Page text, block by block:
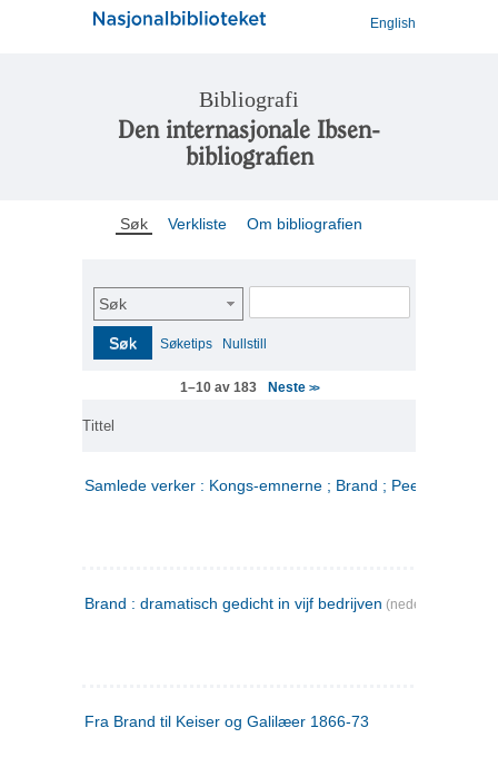
English
Bibliografi
Den internasjonale Ibsen-
bibliografien
Søk Verkliste Om bibliografien
Søk
Søk Søketips Nullstill
1–10 av 183 Neste >>
Tittel
Samlede verker : Kongs-emnerne ; Brand ; Peer Gynt. 2
Brand : dramatisch gedicht in vijf bedrijven (nederlandsk)
Fra Brand til Keiser og Galilæer 1866-73